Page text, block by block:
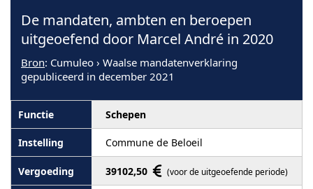
De mandaten, ambten en beroepen
uitgeoefend door Marcel André in 2020
Bron: Cumuleo › Waalse mandatenverklaring
gepubliceerd in december 2021
Schepen
Commune de Beloeil
39102,50 (voor de uitgeoefende periode)